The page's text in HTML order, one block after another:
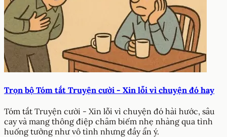
Trọn bộ Tóm tắt Truyện cười - Xin lỗi vì chuyện đó hay
Tóm tắt Truyện cười - Xin lỗi vì chuyện đó hài hước, sâu
cay và mang thông điệp châm biếm nhẹ nhàng qua tình
huống tưởng như vô tình nhưng đầy ẩn ý.